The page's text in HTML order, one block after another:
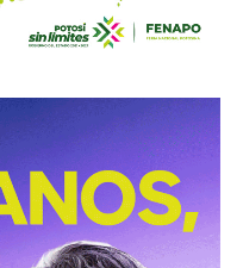
cierren esta
El periodismo
nombre y
se
muy reducido al
difusión, lo bauticé
Ritmo”.
Estado fortalece las
vial, promoviendo una
Luis Potosí.
podrían enfrentar